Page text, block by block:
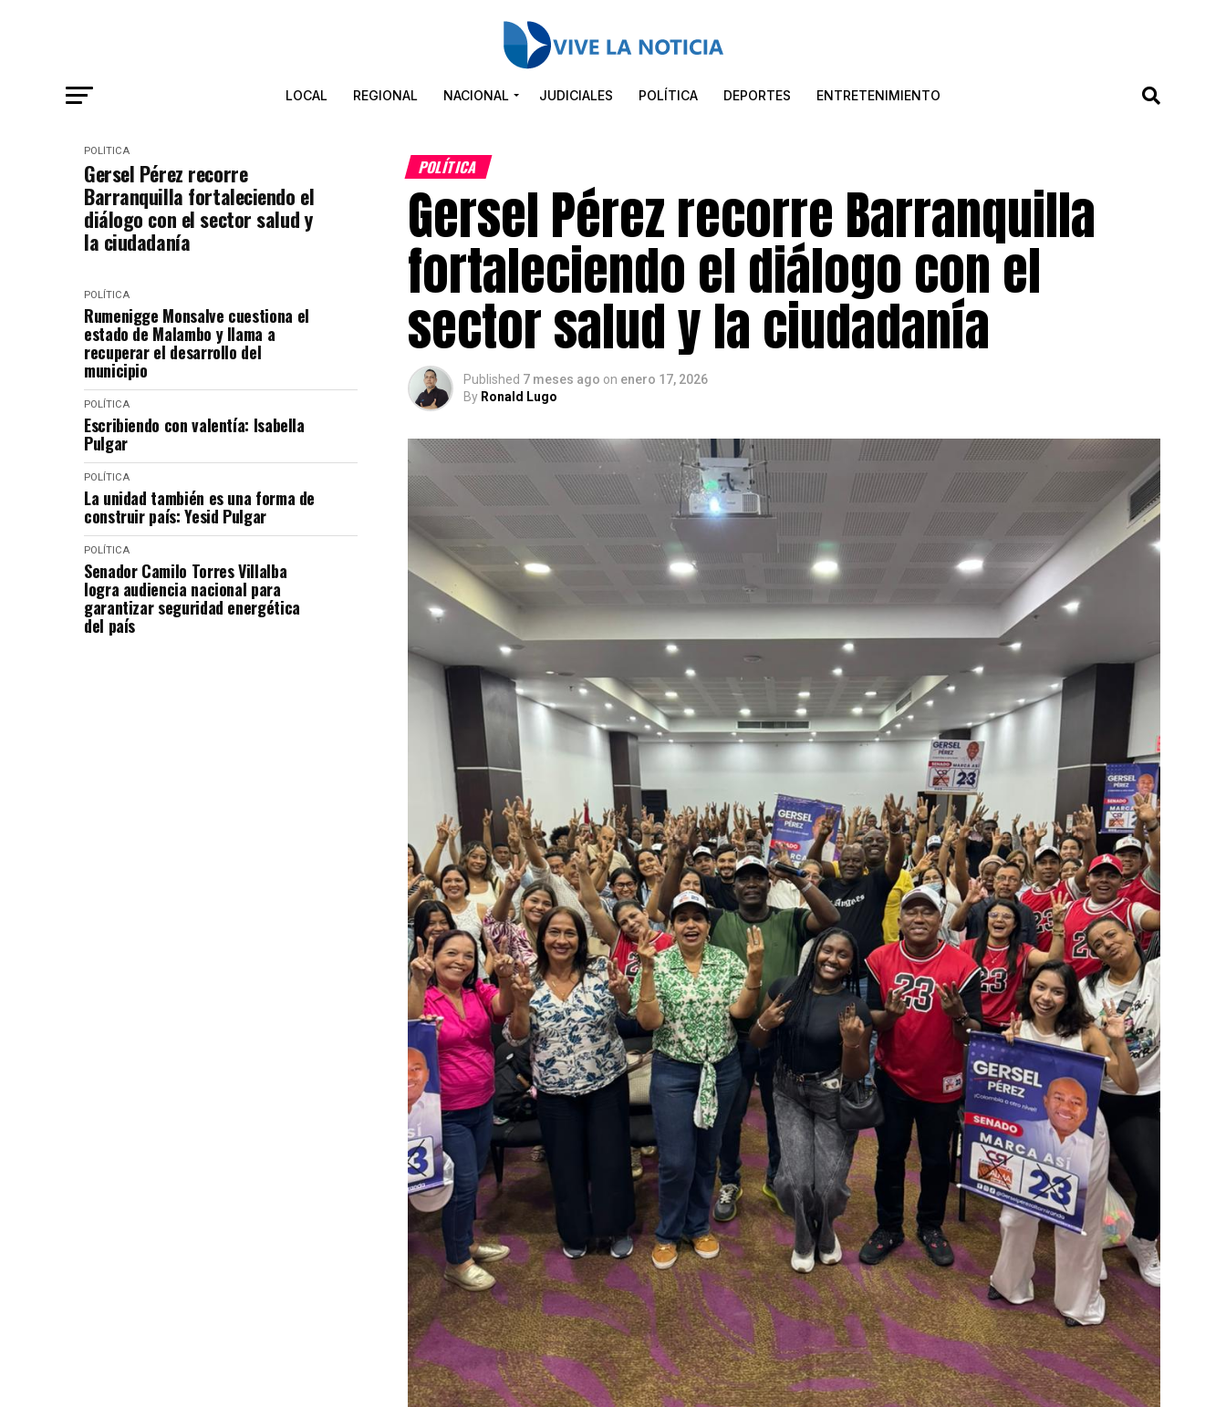
LOCAL REGIONAL NACIONAL JUDICIALES POLÍTICA DEPORTES ENTRETENIMIENTO
POLÍTICA
Gersel Pérez recorre
Barranquilla fortaleciendo el
diálogo con el sector salud y
la ciudadanía
POLÍTICA
Rumenigge Monsalve cuestiona el
estado de Malambo y llama a
recuperar el desarrollo del
municipio
POLÍTICA
Escribiendo con valentía: Isabella
Pulgar
POLÍTICA
La unidad también es una forma de
construir país: Yesid Pulgar
POLÍTICA
Senador Camilo Torres Villalba
logra audiencia nacional para
garantizar seguridad energética
del país
POLÍTICA
Gersel Pérez recorre Barranquilla
fortaleciendo el diálogo con el
sector salud y la ciudadanía
Published 7 meses ago on enero 17, 2026
By Ronald Lugo